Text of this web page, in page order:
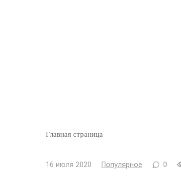
Главная страница
16 июля 2020 Популярное 0